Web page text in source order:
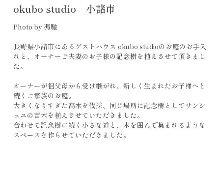
okubo studio 小諸市
Photo by 馮馳
長野県小諸市にあるゲストハウス okubo studioのお庭のお手入
れと、オーナーご夫妻のお子様の記念樹を植えさせて頂きまし
た。
オーナーが祖父母から受け継がれ、新しく生まれたお子様へと
続くご家族のお庭。
大きくなりすぎた高木を伐採、同じ場所に記念樹としてサンシ
ュユの苗木を植えさせていただきました。
合わせて記念樹に続く小さな道と、木を囲んで集まれるような
スペースを作らせていただきました。